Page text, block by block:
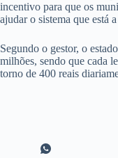
incentivo para que os
ajudar o sistema que está
Segundo o gestor, o
milhões, sendo que cada
torno de 400 reais